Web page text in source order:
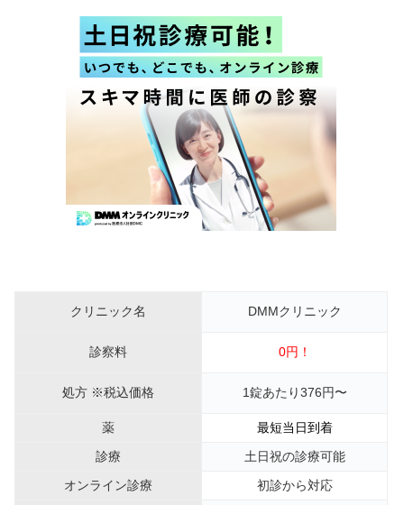
クリニック名 DMMクリニック
診察料 0円！
処方 ※税込価格 1錠あたり376円〜
薬
最短当日到着
診療
土日祝の診療可能
オンライン診療
初診から対応